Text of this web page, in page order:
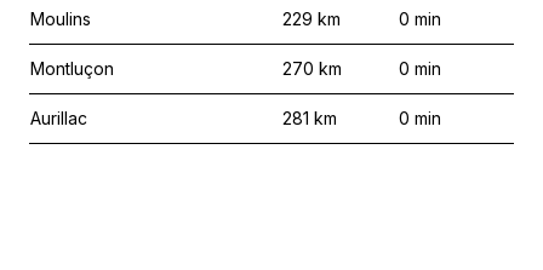
Moulins 229 km 0 min
Montluçon 270 km 0 min
Aurillac 281 km 0 min